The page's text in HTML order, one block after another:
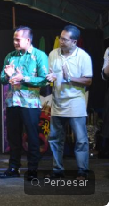
Perbesar